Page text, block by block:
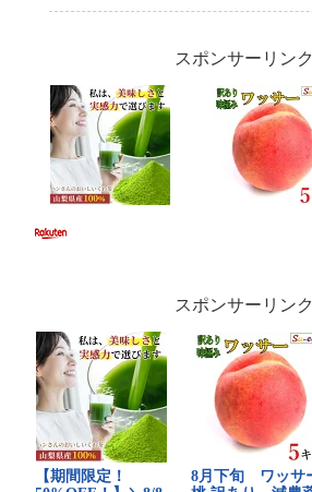
スポンサーリンク
スポンサーリンク